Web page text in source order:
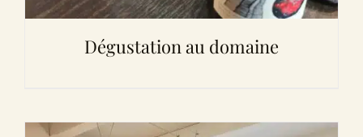
Dégustation au domaine